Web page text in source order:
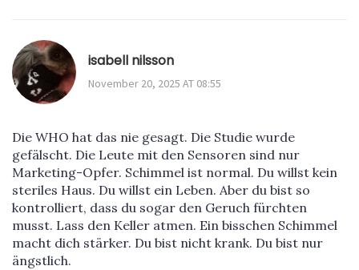
isabell nilsson
November 20, 2025 AT 08:55
Die WHO hat das nie gesagt. Die Studie wurde
gefälscht. Die Leute mit den Sensoren sind nur
Marketing-Opfer. Schimmel ist normal. Du willst kein
steriles Haus. Du willst ein Leben. Aber du bist so
kontrolliert, dass du sogar den Geruch fürchten
musst. Lass den Keller atmen. Ein bisschen Schimmel
macht dich stärker. Du bist nicht krank. Du bist nur
ängstlich.